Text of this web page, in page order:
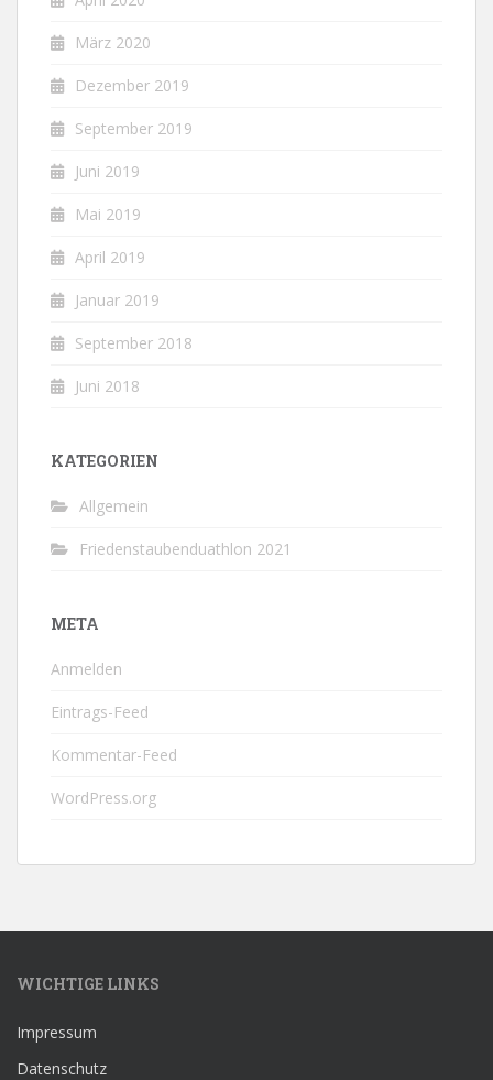
März 2020
Dezember 2019
September 2019
Juni 2019
Mai 2019
April 2019
Januar 2019
September 2018
Juni 2018
KATEGORIEN
Allgemein
Friedenstaubenduathlon 2021
META
Anmelden
Eintrags-Feed
Kommentar-Feed
WordPress.org
WICHTIGE LINKS
Impressum
Datenschutz